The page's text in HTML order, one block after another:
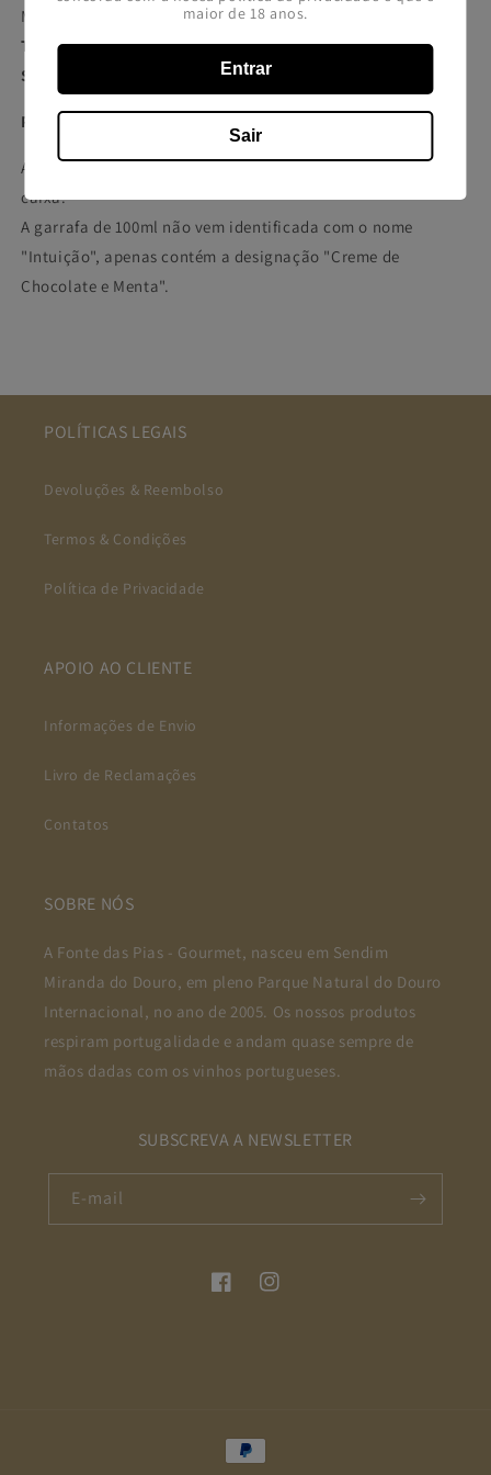
Menta, Açúcar e Chocolate
Teor Alcoólico:17%
Servir de preferência fresco!
PODE CONTER VESTÍGIOS DE FRUTOS DE CASCA RIJA
Apenas as garrafas de 200ml e 500ml são fornecidas com
caixa.
A garrafa de 100ml não vem identificada com o nome
"Intuição", apenas contém a designação "Creme de
Chocolate e Menta".
POLÍTICAS LEGAIS
Devoluções & Reembolso
Termos & Condições
Política de Privacidade
APOIO AO CLIENTE
Informações de Envio
Livro de Reclamações
Contatos
SOBRE NÓS
A Fonte das Pias - Gourmet, nasceu em Sendim
Miranda do Douro, em pleno Parque Natural do Douro
Internacional, no ano de 2005. Os nossos produtos
respiram portugalidade e andam quase sempre de
mãos dadas com os vinhos portugueses.
SUBSCREVA A NEWSLETTER
E-mail
FacebookInstagram
Métodos
maior de 18 anos.
Entrar
Sair